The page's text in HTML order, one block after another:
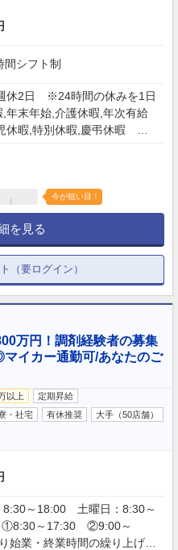
シフト制
休2日 ※24時間の休みを1日
年末年始,介護休暇,年次有給
休暇,特別休暇,慶弔休暇
今が狙い目！
を見る
（要ログイン）
万円！調剤経験者の募集
イカー通勤可/あなたのご
以上
定期昇給
・社宅 有休推奨
大手（50店舗）
8:30～18:00 土曜日：8:30～
①8:30～17:30 ②9:00～
始業・終業時間の繰り上げ・